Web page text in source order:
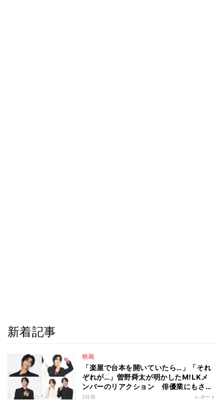
新着記事
映画
「楽屋で台本を開いていたら…」「それ
ぞれが…」曽野舜太が明かしたM!LKメ
ンバーのリアクション 俳優業にもさら
なる意欲
2分前 レポート